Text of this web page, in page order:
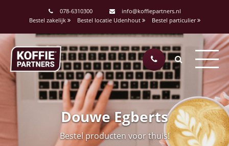
078-6310300
info@koffiepartners.nl
Bestel zakelijk
Bestel locatie Udenhout Bestel particulier
Douwe Egberts
Bestel producten voor thuis!